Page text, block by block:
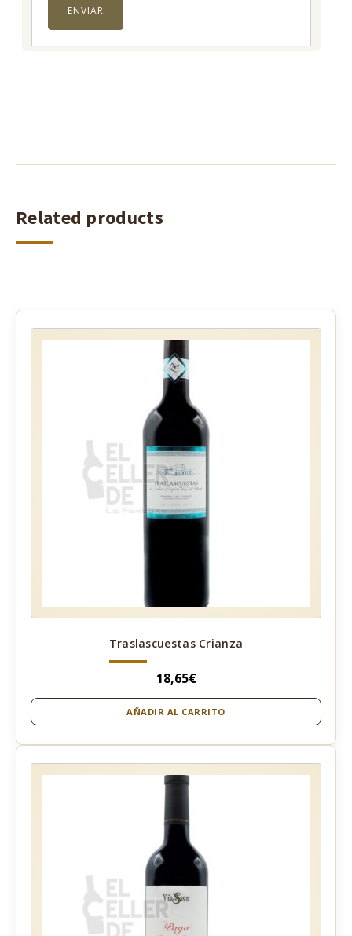
Related products
Traslascuestas Crianza
18,65€
AÑADIR AL CARRITO